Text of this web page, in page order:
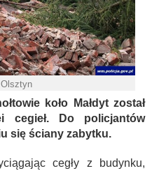
koło Małdyt został
cegieł. Do policjantów
się ściany zabytku.
cegły z budynku,